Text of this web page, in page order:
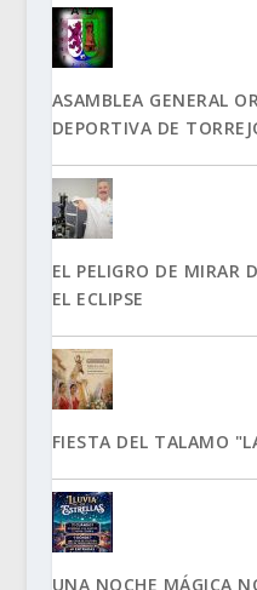
ASAMBLEA GENERAL
DEPORTIVA DE
EL PELIGRO DE MIRAR
EL ECLIPSE
FIESTA DEL TALAMO
UNA NOCHE MÁGICA